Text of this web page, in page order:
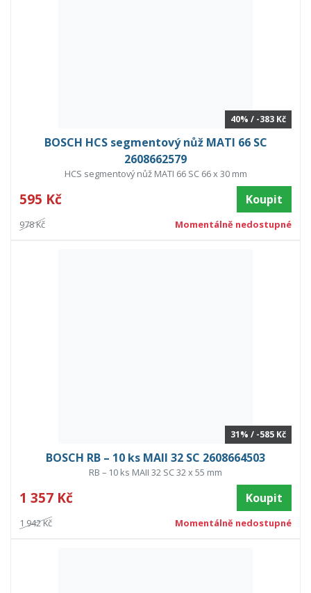
40% / -383 Kč
BOSCH HCS segmentový nůž MATI 66 SC
2608662579
HCS segmentový nůž MATI 66 SC 66 x 30 mm
595 Kč Koupit
978 Kč Momentálně nedostupné
31% / -585 Kč
BOSCH RB – 10 ks MAII 32 SC 2608664503
RB – 10 ks MAII 32 SC 32 x 55 mm
1 357 Kč Koupit
1 942 Kč Momentálně nedostupné